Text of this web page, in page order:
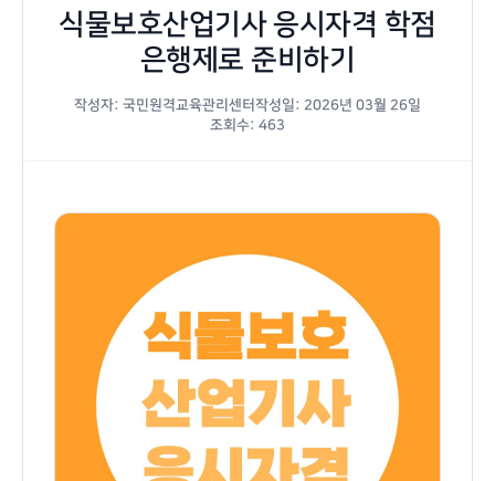
식물보호산업기사 응시자격 학점
은행제로 준비하기
작성자: 국민원격교육관리센터 작성일: 2026년 03월 26일
조회수: 463